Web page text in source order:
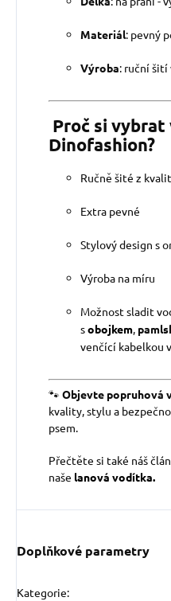
Materiál: pevný
Výroba: ruční šití
Proč si
Dinofashion?
Ručně šité z
Extra pevné
Stylový design s
Výroba na míru
Možnost sladit
sobojkem,
venčící kabelkou
🐾 Objevte popruhová
kvality, stylu a
psem.
Přečtěte si také náš
naše lanová vodítka.
Doplňkové parametry
Kategorie: